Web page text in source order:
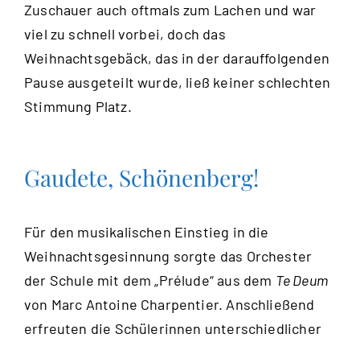
Zuschauer auch oftmals zum Lachen und war
viel zu schnell vorbei, doch das
Weihnachtsgebäck, das in der darauffolgenden
Pause ausgeteilt wurde, ließ keiner schlechten
Stimmung Platz.
Gaudete, Schönenberg!
Für den musikalischen Einstieg in die
Weihnachtsgesinnung sorgte das Orchester
der Schule mit dem „Prélude“ aus dem Te Deum
von Marc Antoine Charpentier. Anschließend
erfreuten die Schülerinnen unterschiedlicher